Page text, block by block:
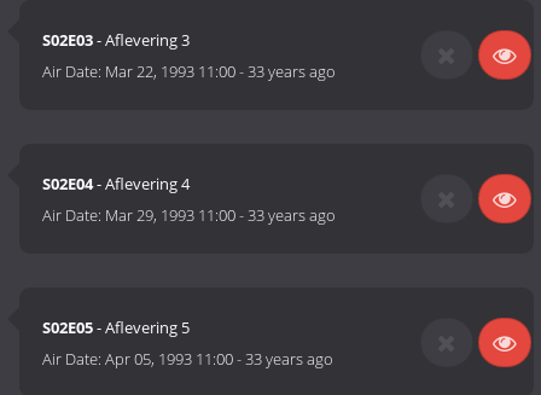
S02E03- Aflevering 3
Air Date: Mar 22, 1993 11:00-33 years ago
S02E04- Aflevering 4
Air Date: Mar 29, 1993 11:00-33 years ago
S02E05- Aflevering 5
Air Date:Apr 05, 1993 11:00-33 years ago